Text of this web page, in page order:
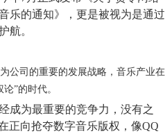
乐的通知》，更是被视为是通过
航。
公司的重要的发展战略，音乐产业在
”的时代。
成为最重要的竞争力，没有之
正向抢夺数字音乐版权，像QQ